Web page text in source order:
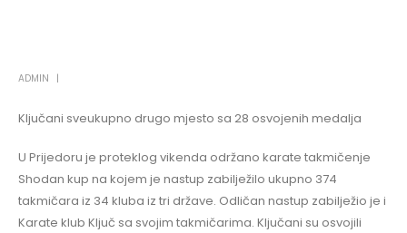
ADMIN
Ključani sveukupno drugo mjesto sa 28 osvojenih medalja
U Prijedoru je proteklog vikenda održano karate takmičenje
Shodan kup na kojem je nastup zabilježilo ukupno 374
takmičara iz 34 kluba iz tri države. Odličan nastup zabilježio je i
Karate klub Ključ sa svojim takmičarima. Ključani su osvojili